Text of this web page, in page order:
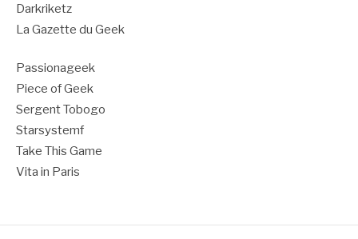
Darkriketz
La Gazette du Geek
Passionageek
Piece of Geek
Sergent Tobogo
Starsystemf
Take This Game
Vita in Paris